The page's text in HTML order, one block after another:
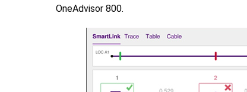
OneAdvisor 800.